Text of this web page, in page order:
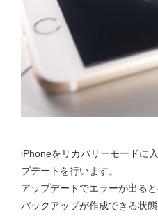
iPhoneをリカバリーモードに
プデートを行います。
アップデートでエラーが出る
バックアップが作成できる状